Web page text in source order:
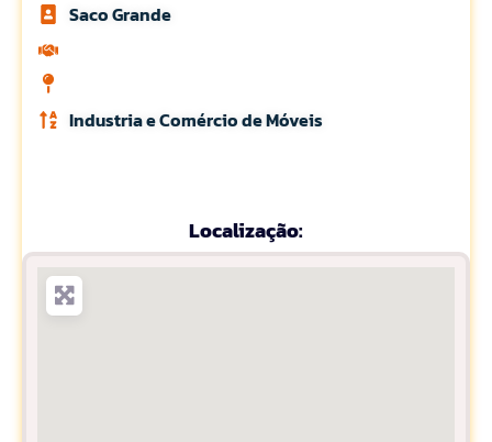
Saco Grande
Industria e Comércio de Móveis
Localização: